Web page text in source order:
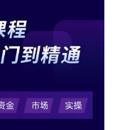
单的操作型向营
顾问角色转变。